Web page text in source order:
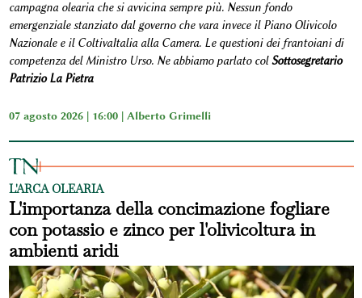
campagna olearia che si avvicina sempre più. Nessun fondo
emergenziale stanziato dal governo che vara invece il Piano Olivicolo
Nazionale e il ColtivaItalia alla Camera. Le questioni dei frantoiani di
competenza del Ministro Urso. Ne abbiamo parlato colSottosegretario
Patrizio La Pietra
07 agosto 2026 | 16:00 | Alberto Grimelli
L'ARCA OLEARIA
L'importanza della concimazione fogliare
con potassio e zinco per l'olivicoltura in
ambienti aridi